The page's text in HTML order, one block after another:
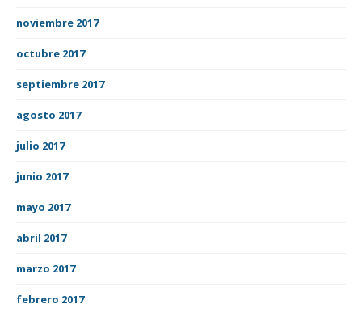
noviembre 2017
octubre 2017
septiembre 2017
agosto 2017
julio 2017
junio 2017
mayo 2017
abril 2017
marzo 2017
febrero 2017